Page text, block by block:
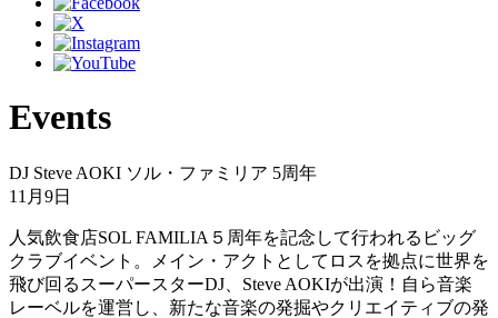
Events
DJ Steve AOKI ソル・ファミリア 5周年
11月9日
人気飲食店SOL FAMILIA５周年を記念して行われるビッグ
クラブイベント。メイン・アクトとしてロスを拠点に世界を
飛び回るスーパースターDJ、Steve AOKIが出演！自ら音楽
レーベルを運営し、新たな音楽の発掘やクリエイティブの発